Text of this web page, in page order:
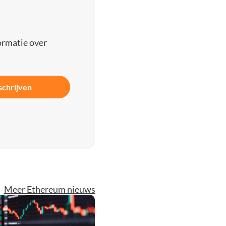
over
Meer Ethereum nieuws